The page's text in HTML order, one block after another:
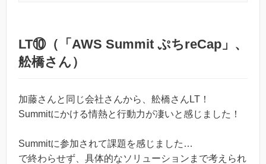
LT⑩（「AWS Summit ぷちreCap」、
舩橋さん）
加藤さんと同じ会社さんから、舩橋さんLT！
Summitにかける情熱と行動力が凄いと感じました！
Summitに参加されて課題を感じました…
で終わらせず、具体的なソリューションまで考えられ